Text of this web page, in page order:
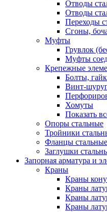
Отводы
Отводы
Переходы
Сгоны,
Муфты
Грувлок
Муфты
Крепежные
Болты,
Винт-
Хомуты
Показать
Опоры стальные
Тройники
Фланцы стальные
Заглушки
Запорная арматура и
Краны
Краны
Краны
Краны
Краны